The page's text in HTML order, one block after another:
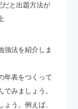
だと出題方法が
強法を紹介しま
年表をつくって
みましょう。
う。例えば、